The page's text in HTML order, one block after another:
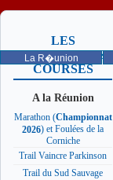
La R�union
LES
PROCHAINES
COURSES
A la Réunion
Marathon (Championnat
2026) et Foulées de la
Corniche
Trail Vaincre Parkinson
Trail du Sud Sauvage